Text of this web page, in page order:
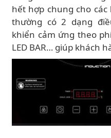
hết hợp chung cho
thường có 2 dạng
khiển cảm ứng theo
LED BAR… giúp khách